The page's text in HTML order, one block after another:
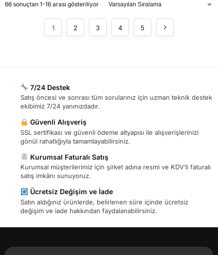
66 sonuçtan 1-16 arası gösteriliyor
1 2 3 4 5
7/24 Destek
Satış öncesi ve sonrası tüm sorularınız için uzman teknik destek
ekibimiz 7/24 yanınızdadır.
Güvenli Alışveriş
SSL sertifikası ve güvenli ödeme altyapısı ile alışverişlerinizi
gönül rahatlığıyla tamamlayabilirsiniz.
Kurumsal Faturalı Satış
Kurumsal müşterilerimiz için şirket adına resmi ve KDV’li faturalı
satış imkânı sunuyoruz.
Ücretsiz Değişim ve İade
Satın aldığınız ürünlerde, belirlenen süre içinde ücretsiz
değişim ve iade hakkından faydalanabilirsiniz.